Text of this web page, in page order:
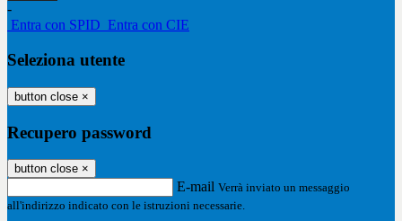
-
Entra con SPID Entra con CIE
Seleziona utente
button close ×
Recupero password
button close ×
E-mail Verrà inviato un messaggio
all'indirizzo indicato con le istruzioni necessarie.